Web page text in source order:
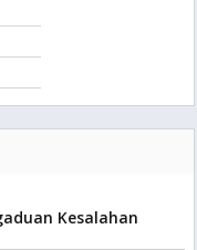
Kesalahan